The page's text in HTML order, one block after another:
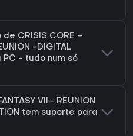
CRISIS CORE –
-DIGITAL
PC - tudo num só
VII– REUNION
tem suporte para